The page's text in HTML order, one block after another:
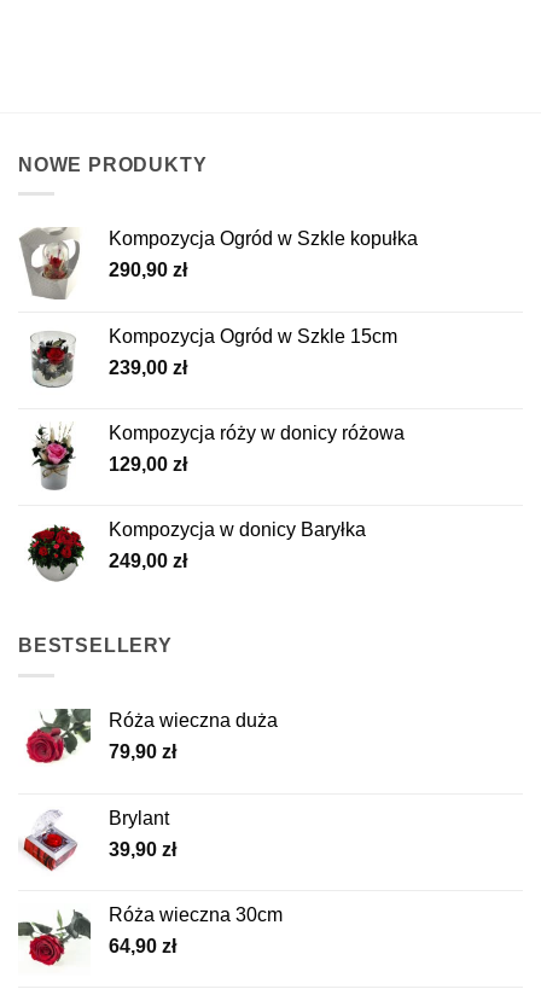
NOWE PRODUKTY
Kompozycja Ogród w Szkle kopułka
290,90 zł
Kompozycja Ogród w Szkle 15cm
239,00 zł
Kompozycja róży w donicy różowa
129,00 zł
Kompozycja w donicy Baryłka
249,00 zł
BESTSELLERY
Róża wieczna duża
79,90 zł
Brylant
39,90 zł
Róża wieczna 30cm
64,90 zł